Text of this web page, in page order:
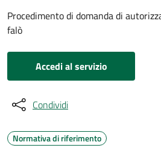
Procedimento di domanda di
falò
Accedi al servizio
Condividi
Normativa di riferimento